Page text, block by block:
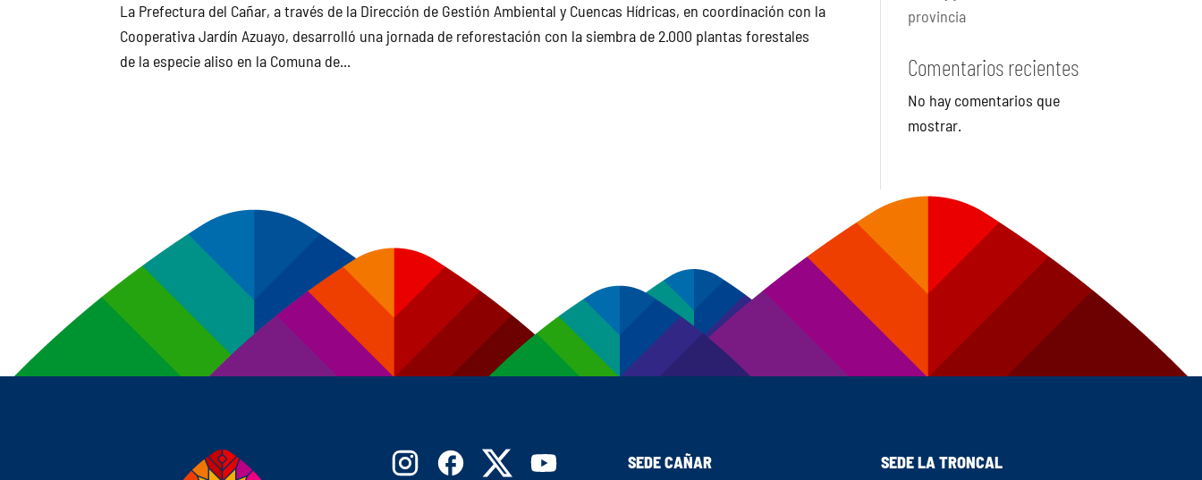
La Prefectura del Cañar, a través de la Dirección de Gestión Ambiental y Cuencas Hídricas, en coordinación con la
Cooperativa Jardín Azuayo, desarrolló una jornada de reforestación con la siembra de 2.000 plantas forestales
de la especie aliso en la Comuna de...
provincia
Comentarios recientes
No hay comentarios que
mostrar.
SEDE CAÑAR SEDE LA TRONCAL